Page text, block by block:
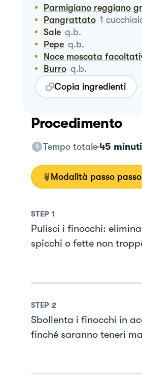
Parmigiano reggiano
Pangrattato 1
Sale q.b.
Pepe q.b.
Noce moscata
Burro q.b.
Copia ingredienti
Procedimento
Tempo totale 45 minuti
Modalità passo passo
STEP 1
Pulisci i finocchi:
spicchi o fette non
STEP 2
Sbollenta i finocchi in
finché saranno teneri